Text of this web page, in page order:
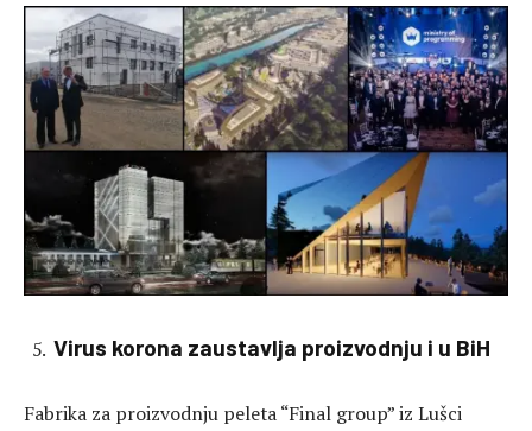
Virus korona zaustavlja proizvodnju i u BiH
Fabrika za proizvodnju peleta “Final group” iz Lušci